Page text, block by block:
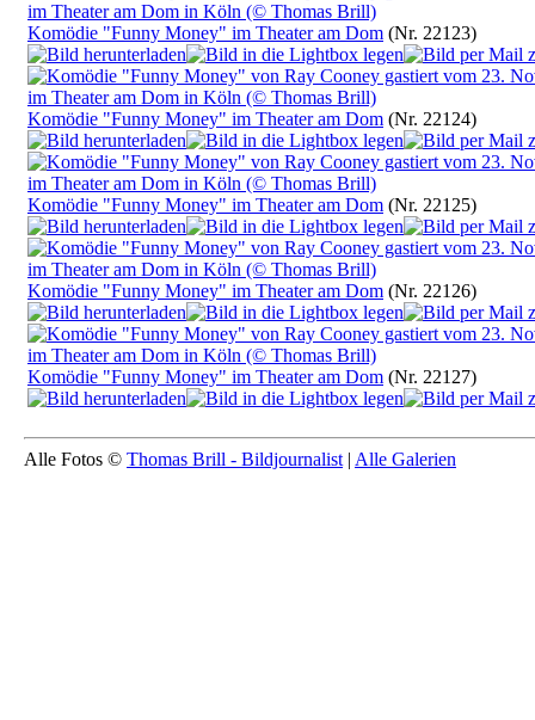
Komödie "Funny Money" im Theater am Dom (Nr. 22123)
Komödie "Funny Money" im Theater am Dom (Nr. 22124)
Komödie "Funny Money" im Theater am Dom (Nr. 22125)
Komödie "Funny Money" im Theater am Dom (Nr. 22126)
Komödie "Funny Money" im Theater am Dom (Nr. 22127)
Alle Fotos © Thomas Brill - Bildjournalist | Alle Galerien